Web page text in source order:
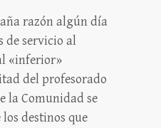
razón algún día
de servicio al
«inferior»
del profesorado
la Comunidad se
destinos que